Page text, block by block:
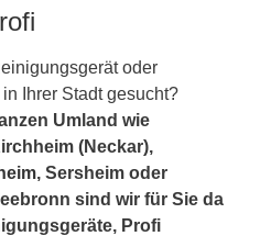
oder
Ihrer Stadt gesucht?
Umland wie
(Neckar),
, Sersheim oder
sind wir für Sie da
Profi